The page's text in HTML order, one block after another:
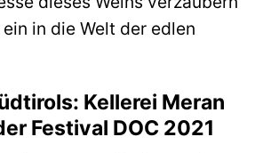
in die Welt der edlen
Kellerei Meran
Festival DOC 2021